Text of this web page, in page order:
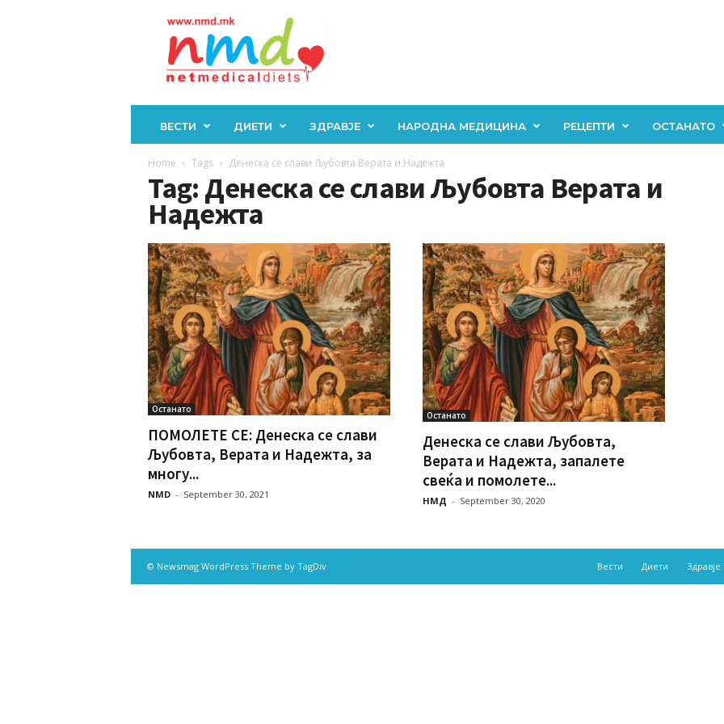
ВЕСТИ ДИЕТИ ЗДРАВЈЕ НАРОДНА МЕДИЦИНА РЕЦЕПТИ ОСТАНАТО
Home Tags Денеска се слави Љубовта Верата и Надежта
Tag: Денеска се слави Љубовта Верата и
Надежта
Останато
ПОМОЛЕТЕ СЕ: Денеска се слави
Љубовта, Верата и Надежта, за
многу...
NMD - September 30, 2021
Останато
Денеска се слави Љубовта,
Верата и Надежта, запалете
свеќа и помолете...
НМД - September 30, 2020
Вести Диети Здравје
© Newsmag WordPress Theme by TagDiv